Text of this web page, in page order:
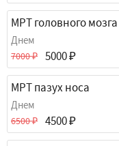
МРТ головного мозга
Днем
5000
7000
МРТ пазух носа
Днем
4500
6500